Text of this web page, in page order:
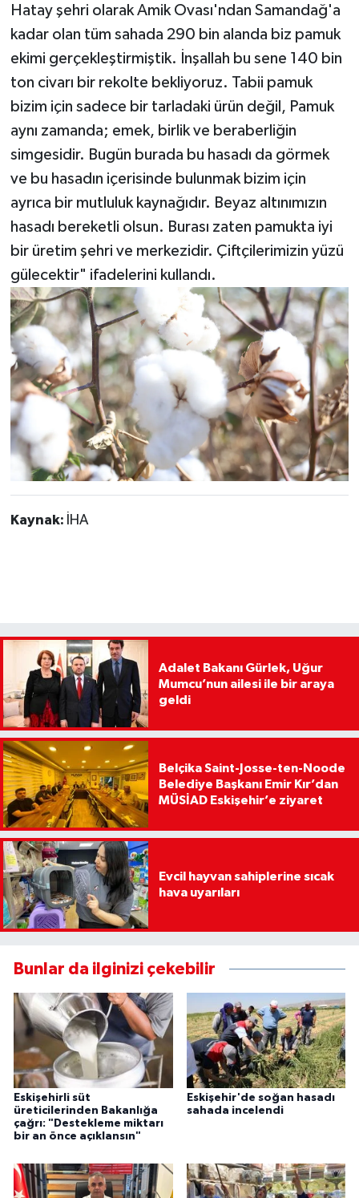
Hatay şehri olarak Amik Ovası'ndan Samandağ'a
kadar olan tüm sahada 290 bin alanda biz pamuk
ekimi gerçekleştirmiştik. İnşallah bu sene 140 bin
ton civarı bir rekolte bekliyoruz. Tabii pamuk
bizim için sadece bir tarladaki ürün değil, Pamuk
aynı zamanda; emek, birlik ve beraberliğin
simgesidir. Bugün burada bu hasadı da görmek
ve bu hasadın içerisinde bulunmak bizim için
ayrıca bir mutluluk kaynağıdır. Beyaz altınımızın
hasadı bereketli olsun. Burası zaten pamukta iyi
bir üretim şehri ve merkezidir. Çiftçilerimizin yüzü
gülecektir" ifadelerini kullandı.
Kaynak: İHA
Adalet Bakanı Gürlek, Uğur
Mumcu’nun ailesi ile bir araya
geldi
Belçika Saint-Josse-ten-Noode
Belediye Başkanı Emir Kır’dan
MÜSİAD Eskişehir’e ziyaret
Evcil hayvan sahiplerine sıcak
hava uyarıları
Bunlar da ilginizi çekebilir
Eskişehirli süt
üreticilerinden Bakanlığa
çağrı: "Destekleme miktarı
bir an önce açıklansın"
Eskişehir'de soğan hasadı
sahada incelendi